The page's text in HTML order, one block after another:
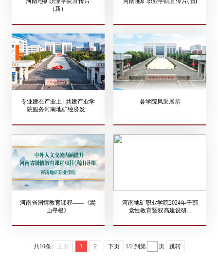
（新）
专业建在产业上 | 共建产业学
院服务河南地矿经济发...
各学院风采展示
河南省国情教育课程——《嵩
山寻根》
河南地矿职业学院2024年干部
党性教育暨双高建设研...
共10条 上页 1 2 下页 1/2 到第 页 跳转